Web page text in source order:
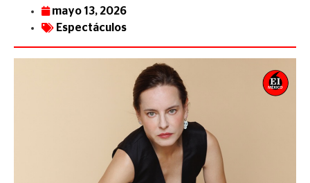
mayo 13, 2026
Espectáculos